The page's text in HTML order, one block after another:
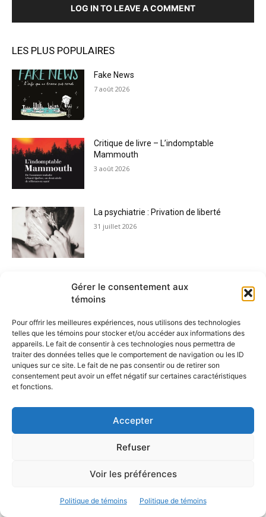
Gérer le consentement aux
témoins
Pour offrir les meilleures expériences, nous utilisons des technologies
telles que les témoins pour stocker et/ou accéder aux informations des
appareils. Le fait de consentir à ces technologies nous permettra de
traiter des données telles que le comportement de navigation ou les ID
uniques sur ce site. Le fait de ne pas consentir ou de retirer son
consentement peut avoir un effet négatif sur certaines caractéristiques
et fonctions.
Accepter
Refuser
Voir les préférences
Politique de témoins Politique de témoins
LOG IN TO LEAVE A COMMENT
LES PLUS POPULAIRES
Fake News
7 août 2026
Critique de livre – L’indomptable
Mammouth
3 août 2026
La psychiatrie : Privation de liberté
31 juillet 2026
29 juillet 2026
Load more
COMMENTAIRES RÉCENTS
Raymond Viger onRobots et poupées sexuelles : rapports
Robots et poupées sexuelles : rapports humains
Les dessous du recyclage
Danielle SimardonLes dessous du recyclage